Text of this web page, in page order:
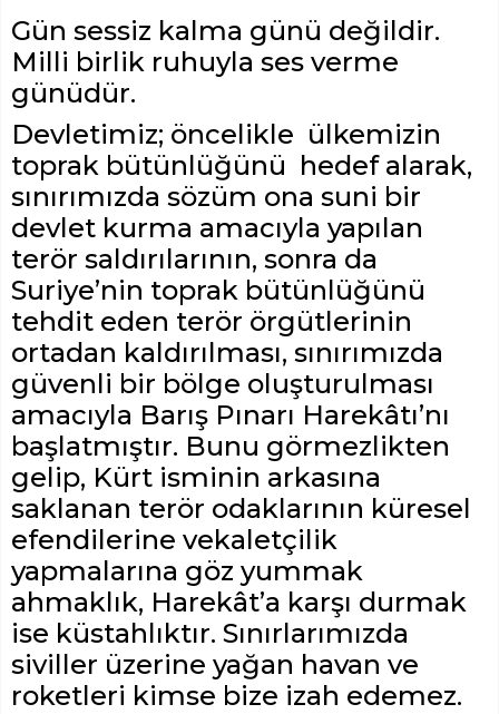
Gün sessiz kalma günü değildir.
Milli birlik ruhuyla ses verme
günüdür.
Devletimiz; öncelikle ülkemizin
toprak bütünlüğünü hedef alarak,
sınırımızda sözüm ona suni bir
devlet kurma amacıyla yapılan
terör saldırılarının, sonra da
Suriye’nin toprak bütünlüğünü
tehdit eden terör örgütlerinin
ortadan kaldırılması, sınırımızda
güvenli bir bölge oluşturulması
amacıyla Barış Pınarı Harekâtı’nı
başlatmıştır. Bunu görmezlikten
gelip, Kürt isminin arkasına
saklanan terör odaklarının küresel
efendilerine vekaletçilik
yapmalarına göz yummak
ahmaklık, Harekât’a karşı durmak
ise küstahlıktır. Sınırlarımızda
siviller üzerine yağan havan ve
roketleri kimse bize izah edemez.